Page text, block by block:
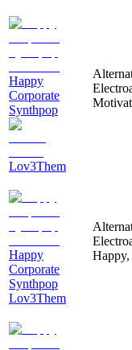
Happy
Corporate
Synthpop
Lov3Them
Happy
Corporate
Synthpop
Lov3Them